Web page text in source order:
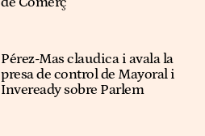
Pérez-Mas claudica i avala la
presa de control de Mayoral i
Inveready sobre Parlem